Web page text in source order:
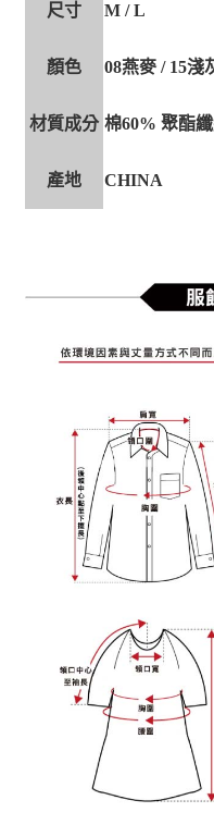
尺寸 M / L
顏色 08燕麥 / 15淺
材質成分 棉60% 聚酯
產地 CHINA